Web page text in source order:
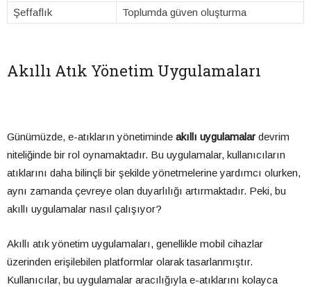
Şeffaflık
Toplumda güven oluşturma
Akıllı Atık Yönetim Uygulamaları
Günümüzde, e-atıkların yönetiminde akıllı uygulamalardevrim
niteliğinde bir rol oynamaktadır. Bu uygulamalar, kullanıcıların
atıklarını daha bilinçli bir şekilde yönetmelerine yardımcı olurken,
aynı zamanda çevreye olan duyarlılığı artırmaktadır. Peki, bu
akıllı uygulamalar nasıl çalışıyor?
Akıllı atık yönetim uygulamaları, genellikle mobil cihazlar
üzerinden erişilebilen platformlar olarak tasarlanmıştır.
Kullanıcılar, bu uygulamalar aracılığıyla e-atıklarını kolayca